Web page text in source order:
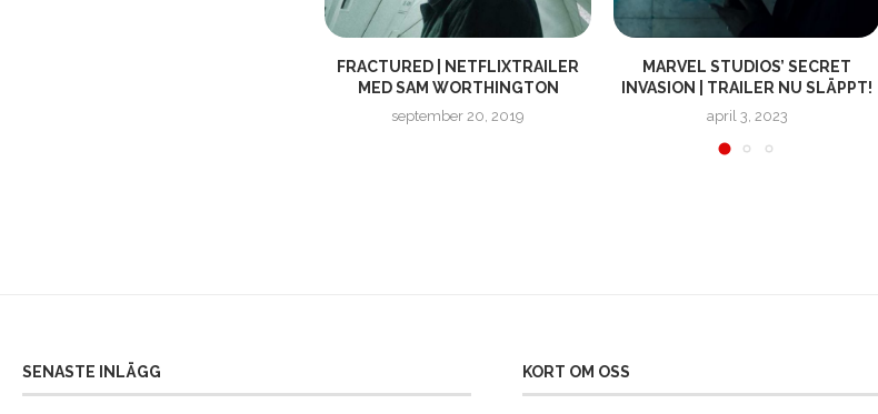
FRACTURED | NETFLIXTRAILER
MED SAM WORTHINGTON
september 20, 2019
MARVEL STUDIOS’ SECRET
INVASION | TRAILER NU SLÄPPT!
april 3, 2023
SENASTE INLÄGG KORT OM OSS